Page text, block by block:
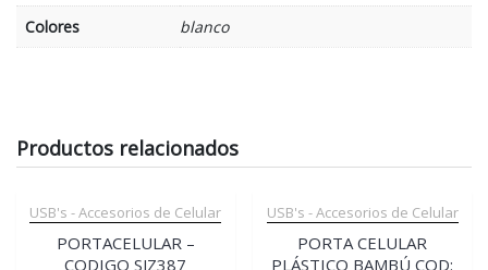
Colores
blanco
Productos relacionados
USB's - Accesorios de Celular
PORTACELULAR –
CODIGO SJZ387
USB's - Accesorios de Celular
PORTA CELULAR
PLÁSTICO BAMBÚ COD: